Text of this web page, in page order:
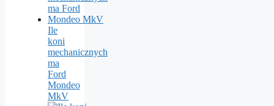
Ile
koni
mechanicznych
ma
Ford
Mondeo
MkV